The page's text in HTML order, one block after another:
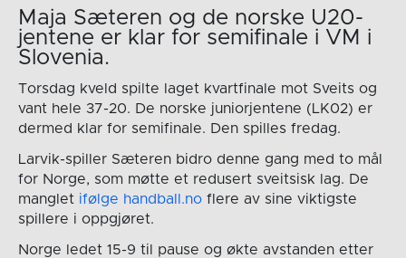
Maja Sæteren og de norske U20-
jentene er klar for semifinale i VM i
Slovenia.
Torsdag kveld spilte laget kvartfinale mot Sveits og
vant hele 37-20. De norske juniorjentene (LK02) er
dermed klar for semifinale. Den spilles fredag.
Larvik-spiller Sæteren bidro denne gang med to mål
for Norge, som møtte et redusert sveitsisk lag. De
manglet ifølge handball.noflere av sine viktigste
spillere i oppgjøret.
Norge ledet 15-9 til pause og økte avstanden etter